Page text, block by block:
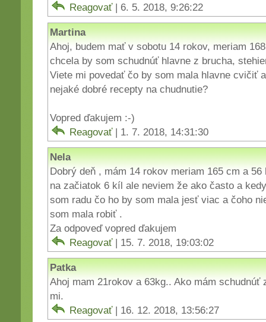
Reagovať | 6. 5. 2018, 9:26:22
Martina
Ahoj, budem mať v sobotu 14 rokov, meriam
chcela by som schudnúť hlavne z brucha,
Viete mi povedať čo by som mala hlavne cvičiť
nejaké dobré recepty na chudnutie?
Vopred ďakujem :-)
Reagovať | 1. 7. 2018, 14:31:30
Nela
Dobrý deň , mám 14 rokov meriam 165 cm a
na začiatok 6 kíl ale neviem že ako často a
som radu čo ho by som mala jesť viac a čoho
som mala robiť .
Za odpoveď vopred ďakujem
Reagovať | 15. 7. 2018, 19:03:02
Patka
Ahoj mam 21rokov a 63kg.. Ako mám schudnúť
mi.
Reagovať | 16. 12. 2018, 13:56:27